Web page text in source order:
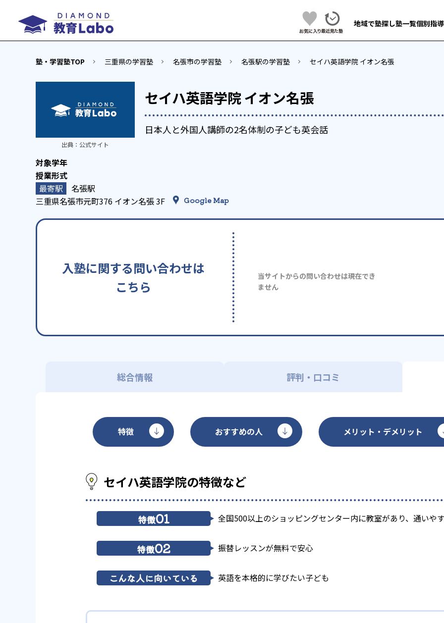
地域で塾探し塾一覧個別指
塾・学習塾TOP 三重県の学習塾 名張市の学習塾 名張駅の学習塾 セイハ英語学院 イオン名張
セイハ英語学院 イオン名張
日本人と外国人講師の2名体制の子ども英会話
出典： 公式サイト
名張駅
三重県名張市元町376 イオン名張 3F
Google Map
入塾に関する問い合わせは
こちら
当サイトからの問い合わせは現在でき
ません
総合情報 評判・口コミ
特徴 おすすめの人 メリット・デメリット
セイハ英語学院の特徴など
特徴01 全国500以上のショッピングセンター内に教室があり、通いや
特徴02 振替レッスンが無料で安心
こんな人に向いている 英語を本格的に学びたい子ども